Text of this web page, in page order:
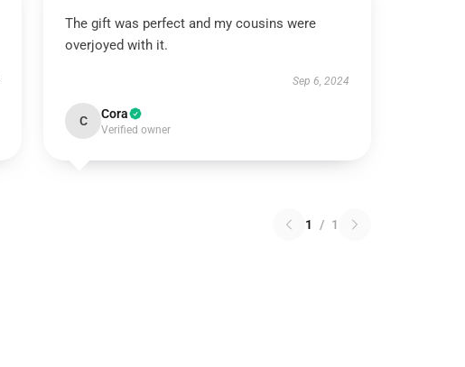
The gift was perfect and my cousins were
overjoyed with it.
Sep 6, 2024
C Cora
Verified owner
1 / 1